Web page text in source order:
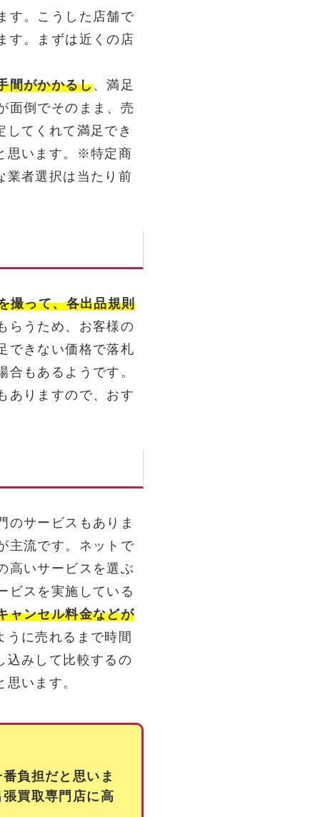
す。こうした店舗で
す。まずは近くの店
間がかかるし、満足
面倒でそのまま、売
てくれて満足でき
思います。※特定商
業者選択は当たり前
撮って、各出品規則
らうため、お客様の
できない価格で落札
もあるようです。
ありますので、おす
のサービスもありま
主流です。ネットで
高いサービスを選ぶ
ビスを実施している
ャンセル料金などが
うに売れるまで時間
込みして比較するの
います。
負担だと思いま
買取専門店に高